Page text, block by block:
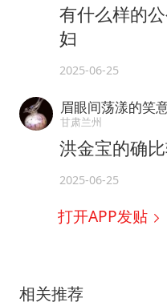
有什么样的
妇
2025-06-25
眉眼间荡漾的笑
甘肃兰州
洪金宝的确比
2025-06-25
打开APP发贴
相关推荐